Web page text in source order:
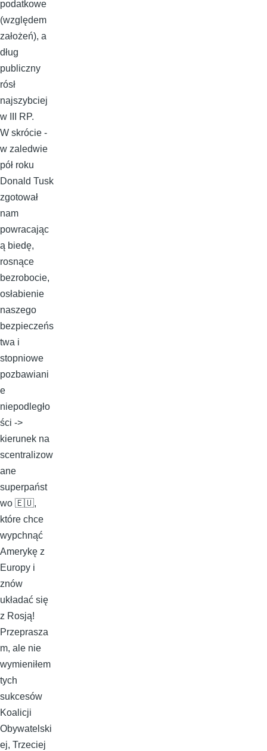
podatkowe
(względem
założeń), a
dług
publiczny
rósł
najszybciej
w III RP.
W skrócie -
w zaledwie
pół roku
Donald Tusk
zgotował
nam
powracając
ą biedę,
rosnące
bezrobocie,
osłabienie
naszego
bezpieczeńs
twa i
stopniowe
pozbawiani
e
niepodległo
ści ->
kierunek na
scentralizow
ane
superpańst
wo 🇪🇺,
które chce
wypchnąć
Amerykę z
Europy i
znów
układać się
z Rosją!
Przeprasza
m, ale nie
wymieniłem
tych
sukcesów
Koalicji
Obywatelski
ej, Trzeciej